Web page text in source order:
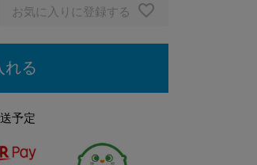
お気に入りに登録する
れる
予定